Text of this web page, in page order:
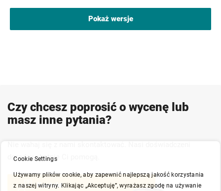
Pokaż wersje
Czy chcesz poprosić o wycenę lub
masz inne pytania?
doradcy chętnie Ci pomogą.
Kontakt
Cookie Settings
Używamy plików cookie, aby zapewnić najlepszą jakość korzystania
z naszej witryny. Klikając „Akceptuję”, wyrażasz zgodę na używanie